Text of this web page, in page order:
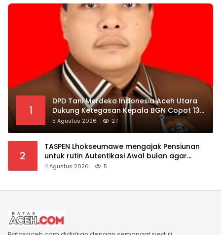
1
DPD Tani Merdeka Indonesia Aceh Utara
Dukung Ketegasan Kepala BGN Copot 137
Kepala SPPG
5 Agustus 2026 27
2
TASPEN Lhokseumawe mengajak Pensiunan
untuk rutin Autentikasi Awal bulan agar
Manfaat Pensiun tetap Lancar
4 Agustus 2026 5